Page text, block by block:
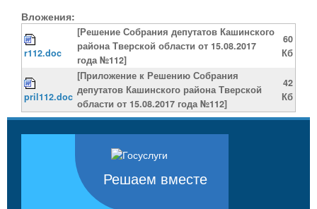
Вложения:
r112.doc
[Решение Собрания депутатов Кашинского
района Тверской области от 15.08.2017
года №112]
60
Кб
pril112.doc
[Приложение к Решению Собрания
депутатов Кашинского района Тверской
области от 15.08.2017 года №112]
42
Кб
Решаем вместе